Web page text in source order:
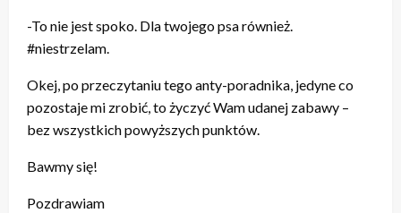
-To nie jest spoko. Dla twojego psa również.
#niestrzelam.
Okej, po przeczytaniu tego anty-poradnika, jedyne co
pozostaje mi zrobić, to życzyć Wam udanej zabawy –
bez wszystkich powyższych punktów.
Bawmy się!
Pozdrawiam